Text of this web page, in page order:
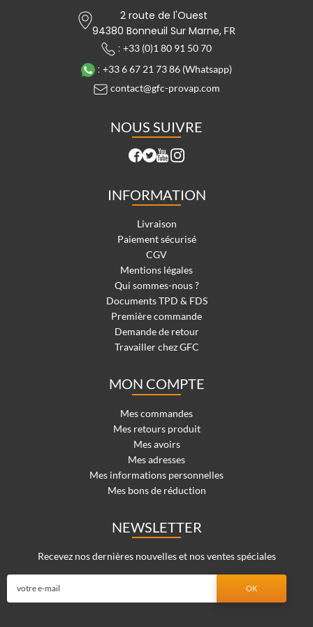
2 route de l'Ouest
94380 Bonneuil Sur Marne,FR
: +33 (0)1 80 91 50 70
: +33 6 67 21 73 86 (Whatsapp)
contact@gfc-provap.com
NOUS SUIVRE
INFORMATION
Livraison
Paiement sécurisé
CGV
Mentions légales
Qui sommes-nous ?
Documents TPD & FDS
Première commande
Demande de retour
Travailler chez GFC
MON COMPTE
Mes commandes
Mes retours produit
Mes avoirs
Mes adresses
Mes informations personnelles
Mes bons de réduction
NEWSLETTER
Recevez nos dernières nouvelles et nos ventes spéciales